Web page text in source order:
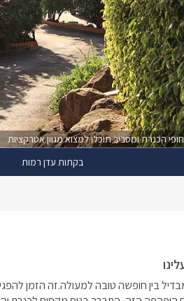
בקתות עדן רמות